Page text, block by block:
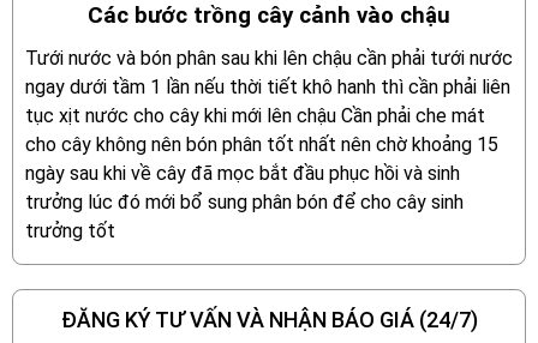
Các bước trồng cây cảnh vào chậu
Tưới nước và bón phân sau khi lên chậu cần phải tưới nước
ngay dưới tầm 1 lần nếu thời tiết khô hanh thì cần phải liên
tục xịt nước cho cây khi mới lên chậu Cần phải che mát
cho cây không nên bón phân tốt nhất nên chờ khoảng 15
ngày sau khi về cây đã mọc bắt đầu phục hồi và sinh
trưởng lúc đó mới bổ sung phân bón để cho cây sinh
trưởng tốt
ĐĂNG KÝ TƯ VẤN VÀ NHẬN BÁO GIÁ (24/7)